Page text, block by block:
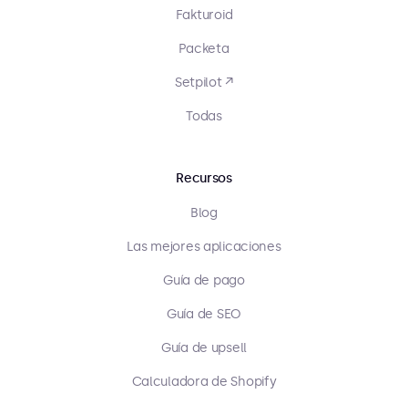
Fakturoid
Packeta
Setpilot ↗
Todas
Recursos
Blog
Las mejores aplicaciones
Guía de pago
Guía de SEO
Guía de upsell
Calculadora de Shopify